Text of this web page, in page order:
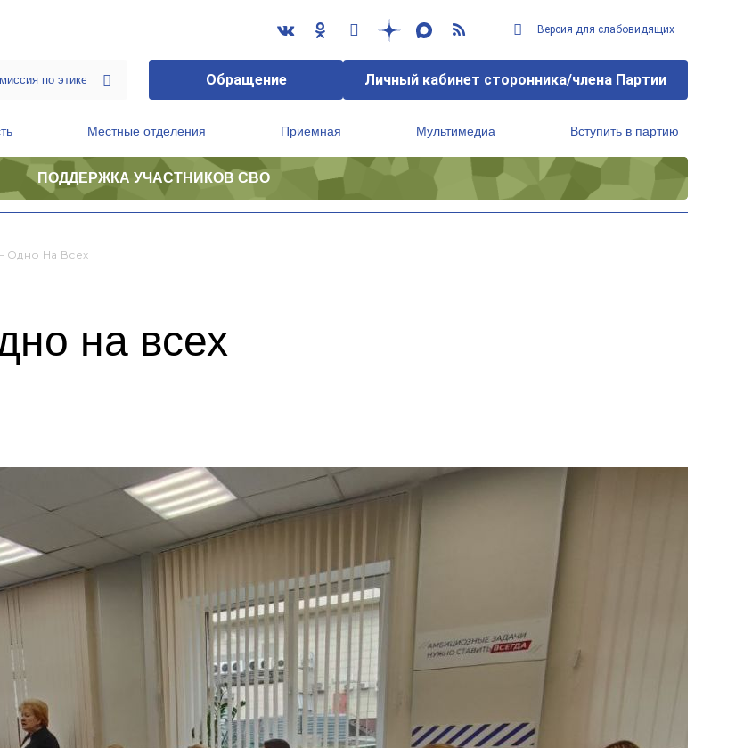
Версия для слабовидящих
Обращение Личный кабинет сторонника/члена Партии
Местные отделения Приемная Мультимедиа Вступить в партию
ПОДДЕРЖКА УЧАСТНИКОВ СВО
Одно На Всех
на всех